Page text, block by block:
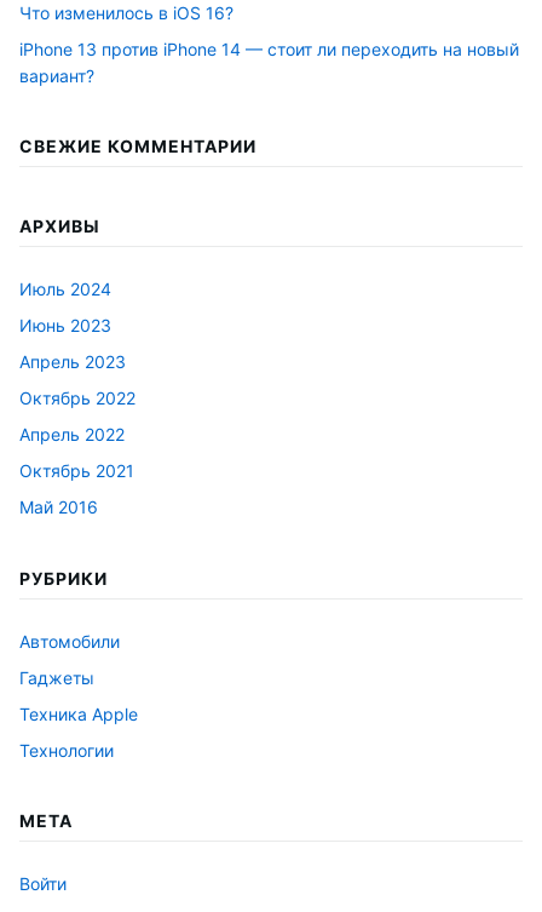
Что изменилось в iOS 16?
iPhone 13 против iPhone 14 — стоит ли переходить на новый
вариант?
СВЕЖИЕ КОММЕНТАРИИ
АРХИВЫ
Июль 2024
Июнь 2023
Апрель 2023
Октябрь 2022
Апрель 2022
Октябрь 2021
Май 2016
РУБРИКИ
Автомобили
Гаджеты
Техника Apple
Технологии
МЕТА
Войти